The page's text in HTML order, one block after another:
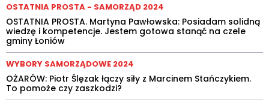
OSTATNIA PROSTA - SAMORZĄD 2024
OSTATNIA PROSTA. Martyna Pawłowska: Posiadam solidną
wiedzę i kompetencje. Jestem gotowa stanąć na czele
gminy Łoniów
WYBORY SAMORZĄDOWE 2024
OŻARÓW: Piotr Ślęzak łączy siły z Marcinem Stańczykiem.
To pomoże czy zaszkodzi?